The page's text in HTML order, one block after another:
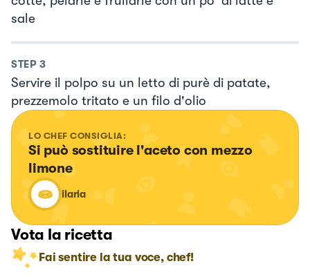
sale
STEP 3
Servire il polpo su un letto di purè di patate,
prezzemolo tritato e un filo d'olio
LO CHEF CONSIGLIA:
Si può sostituire l'aceto con mezzo
limone
ilaria
Vota la ricetta
Fai sentire la tua voce, chef!